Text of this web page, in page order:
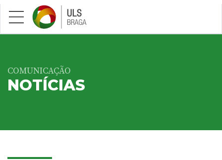
Saltar para conteúdo principal
COMUNICAÇÃO
NOTÍCIAS